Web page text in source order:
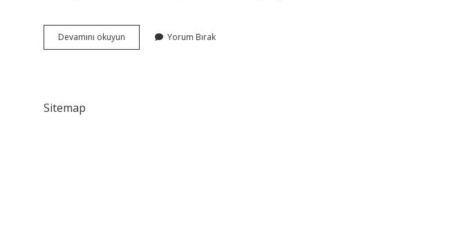
Devamını okuyun Dostoyevski
Budala
Yorum Bırak
Sitemap